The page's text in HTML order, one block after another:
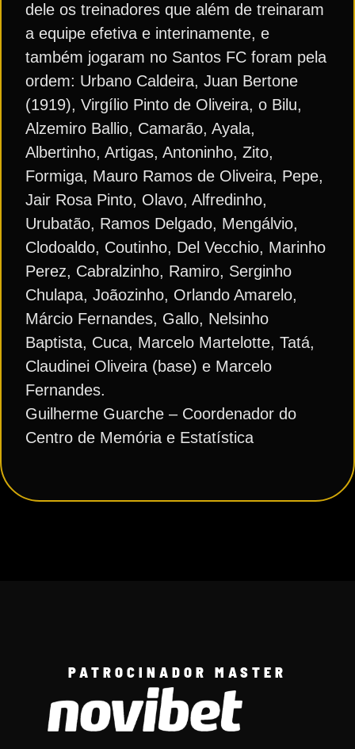
dele os treinadores que além de treinaram
a equipe efetiva e interinamente, e
também jogaram no Santos FC foram pela
ordem: Urbano Caldeira, Juan Bertone
(1919), Virgílio Pinto de Oliveira, o Bilu,
Alzemiro Ballio, Camarão, Ayala,
Albertinho, Artigas, Antoninho, Zito,
Formiga, Mauro Ramos de Oliveira, Pepe,
Jair Rosa Pinto, Olavo, Alfredinho,
Urubatão, Ramos Delgado, Mengálvio,
Clodoaldo, Coutinho, Del Vecchio, Marinho
Perez, Cabralzinho, Ramiro, Serginho
Chulapa, Joãozinho, Orlando Amarelo,
Márcio Fernandes, Gallo, Nelsinho
Baptista, Cuca, Marcelo Martelotte, Tatá,
Claudinei Oliveira (base) e Marcelo
Fernandes.
Guilherme Guarche – Coordenador do
Centro de Memória e Estatística
PATROCINADOR MASTER